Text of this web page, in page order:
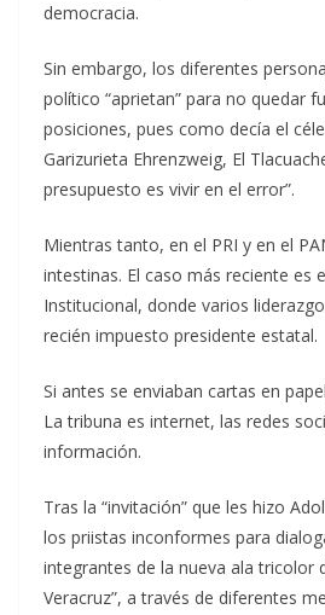
democracia.
Sin embargo, los diferentes
político “aprietan” para no quedar
posiciones, pues como decía el
Garizurieta Ehrenzweig, El
presupuesto es vivir en el error”.
Mientras tanto, en el PRI y en el
intestinas. El caso más reciente es
Institucional, donde varios
recién impuesto presidente estatal.
Si antes se enviaban cartas en
La tribuna es internet, las redes
información.
Tras la “invitación” que les hizo
los priistas inconformes para
integrantes de la nueva ala tricolor
Veracruz”, a través de diferentes